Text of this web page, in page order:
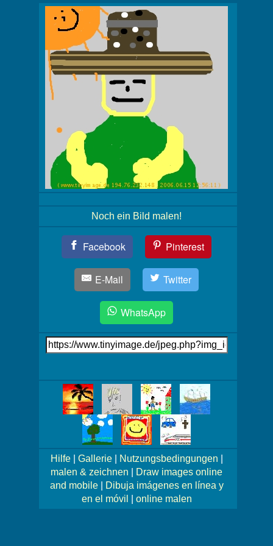
Noch ein Bild malen!
Facebook Pinterest
E-Mail Twitter
WhatsApp
Link
auf's
Mehr
Bilder!
Hilfe| Gallerie| Nutzungsbedingungen
malen & zeichnen
Draw images online
and mobile|
Dibuja imágenes en línea y
en el móvil
online malen